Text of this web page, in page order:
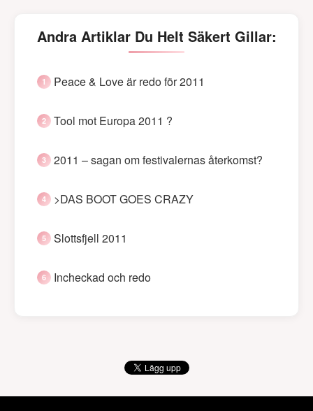
Andra Artiklar Du Helt Säkert Gillar:
Peace & Love är redo för 2011
Tool mot Europa 2011 ?
2011 – sagan om festivalernas återkomst?
>DAS BOOT GOES CRAZY
Slottsfjell 2011
Incheckad och redo